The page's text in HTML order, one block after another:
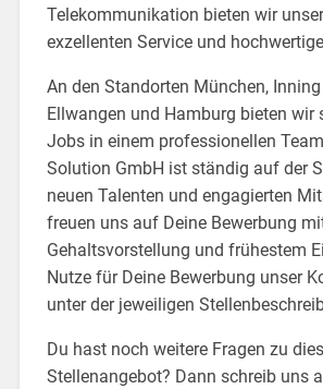
Telekommunikation bieten wir
exzellenten Service und
An den Standorten München,
Ellwangen und Hamburg bieten wir
Jobs in einem professionellen
Solution GmbH ist ständig auf der
neuen Talenten und engagierten
freuen uns auf Deine Bewerbung
Gehaltsvorstellung und frühestem
Nutze für Deine Bewerbung unser
unter der jeweiligen
Du hast noch weitere Fragen zu
Stellenangebot? Dann schreib uns